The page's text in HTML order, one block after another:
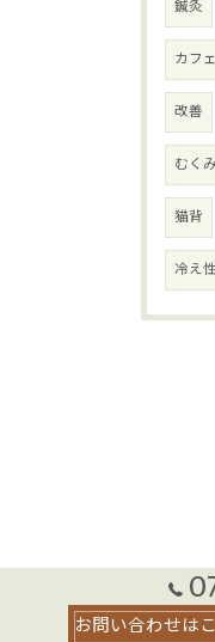
鍼灸
カフェ
改善
むくみ
猫背
冷え性
お問い合わせは